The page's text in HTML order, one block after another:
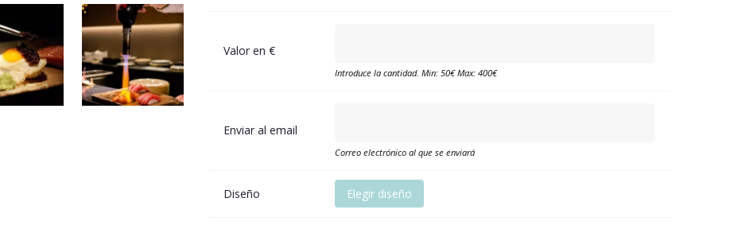
Valor en €
Introduce la cantidad. Min: 50€ Max: 400€
Enviar al email
Correo electrónico al que se enviará
Diseño Elegir diseño